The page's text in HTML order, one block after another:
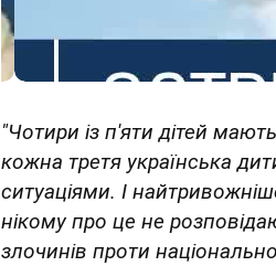
"Чотири із п'яти дітей
кожна третя українська
ситуаціями. І
нікому про це не
злочинів проти